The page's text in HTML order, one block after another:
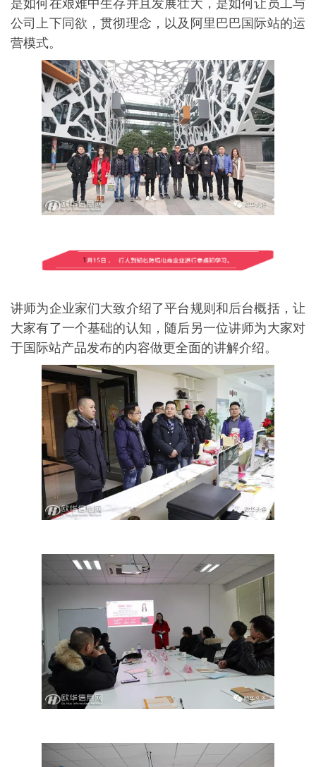
是如何在艰难中生存并且发展壮大，是如何让员工与
公司上下同欲，贯彻理念，以及阿里巴巴国际站的运
营模式。
讲师为企业家们大致介绍了平台规则和后台概括，让
大家有了一个基础的认知，随后另一位讲师为大家对
于国际站产品发布的内容做更全面的讲解介绍。